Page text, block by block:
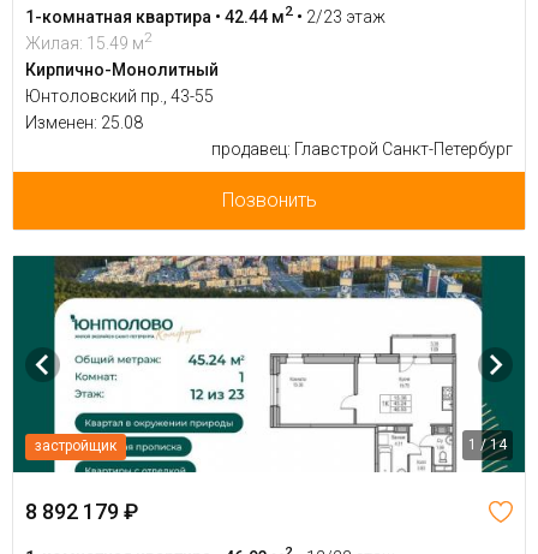
1-комнатная квартира • 42.44 м2 • 2/23 этаж
Жилая: 15.49 м2
Кирпично-Монолитный
Юнтоловский пр., 43-55
Изменен: 25.08
продавец: Главстрой Санкт-Петербург
Позвонить
застройщик 1 / 14
8 892 179 ₽